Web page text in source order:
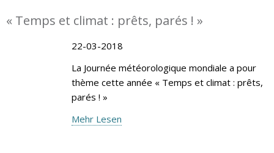
« Temps et climat : prêts, parés ! »
22-03-2018
La Journée météorologique mondiale a pour
thème cette année « Temps et climat : prêts,
parés ! »
Mehr Lesen